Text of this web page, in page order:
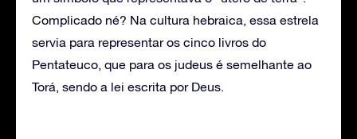
Complicado né? Na cultura hebraica, essa estrela
servia para representar os cinco livros do
Pentateuco, que para os judeus é semelhante ao
Torá, sendo a lei escrita por Deus.